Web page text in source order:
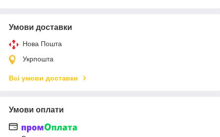
Умови доставки
Нова Пошта
Укрпошта
Всі умови доставки
Умови оплати